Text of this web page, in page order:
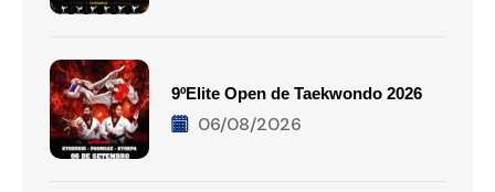
9ºElite Open de Taekwondo 2026
06/08/2026